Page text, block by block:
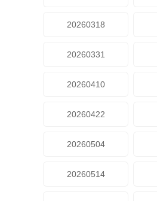
20260318
20260331
20260410
20260422
20260504
20260514